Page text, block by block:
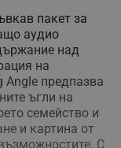
пакет за
аудио
над
на
Angle предпазва
ъгли на
семейство и
и картина от
С